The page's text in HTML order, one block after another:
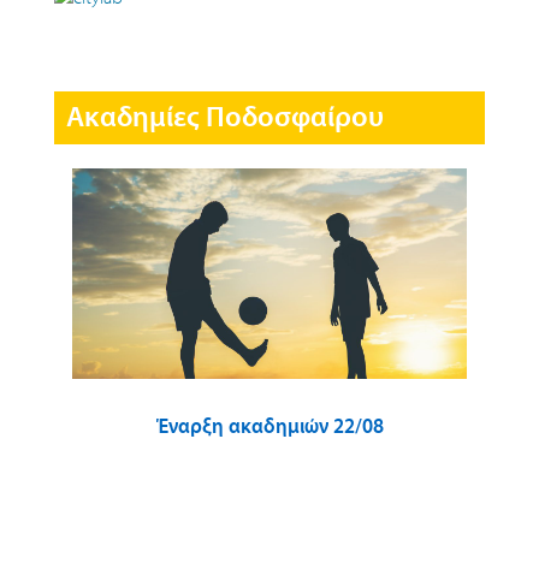
Ακαδημίες Ποδοσφαίρου
Έναρξη ακαδημιών 22/08